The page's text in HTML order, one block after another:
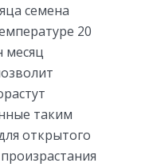
семена
20
месяц
таким
открытого